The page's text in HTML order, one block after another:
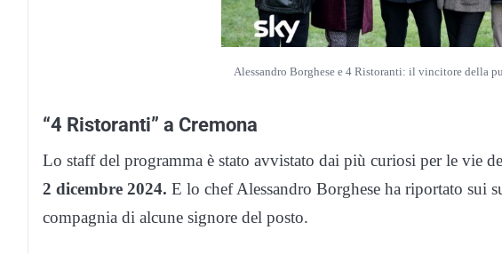
Alessandro Borghese e 4 Ristoranti: il vincitore della
“4 Ristoranti” a Cremona
Lo staff del programma è stato avvistato dai più curiosi per le vie
2 dicembre 2024. E lo chef Alessandro Borghese ha riportato sui
compagnia di alcune signore del posto.